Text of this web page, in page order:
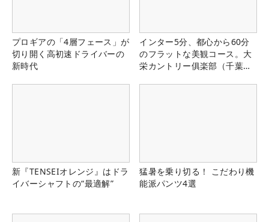
プロギアの「4層フェース」が
切り開く高初速ドライバーの
新時代
インター5分、都心から60分
のフラットな美観コース。大
栄カントリー俱楽部（千葉
新『TENSEIオレンジ』はドラ
イバーシャフトの“最適解”
猛暑を乗り切る！ こだわり機
能派パンツ4選